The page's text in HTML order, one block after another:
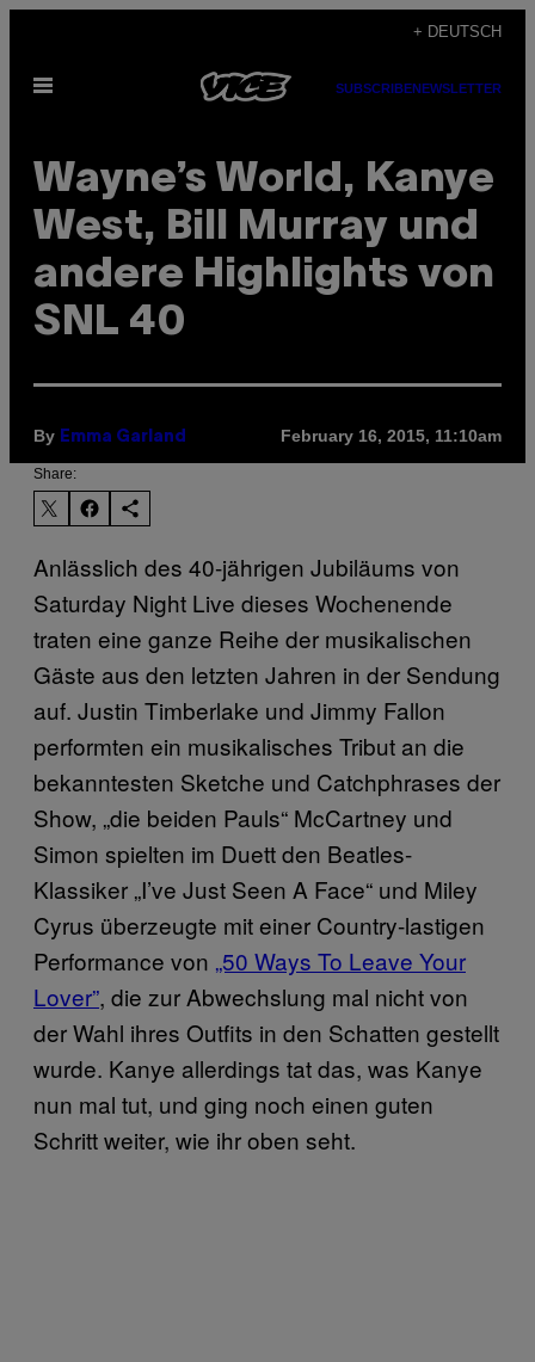
content
+ DEUTSCH
Open
SUBSCRIBENEWSLETTER
Wayne’s World, Kanye
West, Bill Murray und
andere Highlights von
SNL 40
By Emma Garland February 16, 2015, 11:10am
Share:
Anlässlich des 40-jährigen Jubiläums von
Saturday Night Live dieses Wochenende
traten eine ganze Reihe der musikalischen
Gäste aus den letzten Jahren in der Sendung
auf. Justin Timberlake und Jimmy Fallon
performten ein musikalisches Tribut an die
bekanntesten Sketche und Catchphrases der
Show, „die beiden Pauls“ McCartney und
Simon spielten im Duett den Beatles-
Klassiker „I’ve Just Seen A Face“ und Miley
Cyrus überzeugte mit einer Country-lastigen
Performance von „50 Ways To Leave Your
Lover”, die zur Abwechslung mal nicht von
der Wahl ihres Outfits in den Schatten gestellt
wurde. Kanye allerdings tat das, was Kanye
nun mal tut, und ging noch einen guten
Schritt weiter, wie ihr oben seht.